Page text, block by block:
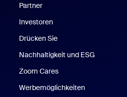
Partner
Investoren
Drücken Sie
Nachhaltigkeit und ESG
Zoom Cares
Werbemöglichkeiten